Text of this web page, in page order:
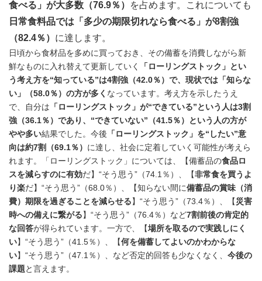
食べる」が大多数（76.9％）
を占めます。これについても
日常食料品では「多少の期限切れなら食べる」が8割強
（82.4％） に達します。
日頃から食材品を多めに買っておき、その備蓄を消費しながら新
鮮なものに入れ替えて更新していく
「ローリングストック」とい
う考え方を“知っている”は4割強（42.0％）で、現状では「知らな
い」（58.0％）の方が多く なっています。考え方を示したうえ
で、自分は 「ローリングストック」が“できている”という人は3割
強（36.1％）であり、“できていない”（41.5％）という人の方が
やや多い結果でした。今後 「ローリングストック」を“したい”意
向は約7割（69.1％） に達し、社会に定着していく可能性が考えら
れます。「ローリングストック」については、【備蓄品の食品ロ
スを減らすのに有効だ】“そう思う”（74.1％）、【非常食を買うよ
り楽だ】“そう思う”（68.0％）、【知らない間に備蓄品の賞味（消
費）期限を過ぎることを減らせる 】“そう思う”（73.4％）、【 災害
時への備えに繋がる 】“そう思う”（76.4％）など7割前後の肯定的
な回答が得られています。一方で、【場所を取るので実践しにく
い】“そう思う”（41.5％）、【何を備蓄してよいのかわからな
い】“そう思う”（47.1％）、など否定的回答も少なくなく、 今後の
課題 と言えます。